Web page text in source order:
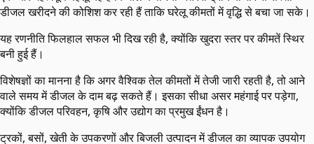
डीजल खरीदने की कोशिश कर रही हैं ताकि घरेलू कीमतों में वृद्धि से बचा जा सके।
यह रणनीति फिलहाल सफल भी दिख रही है, क्योंकि खुदरा स्तर पर कीमतें स्थिर
बनी हुई हैं।
विशेषज्ञों का मानना है कि अगर वैश्विक तेल कीमतों में तेजी जारी रहती है, तो आने
वाले समय में डीजल के दाम बढ़ सकते हैं। इसका सीधा असर महंगाई पर पड़ेगा,
क्योंकि डीजल परिवहन, कृषि और उद्योग का प्रमुख ईंधन है।
ट्रकों, बसों, खेती के उपकरणों और बिजली उत्पादन में डीजल का व्यापक उपयोग